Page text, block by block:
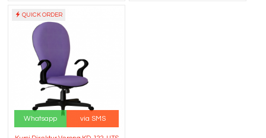
QUICK ORDER
Whatsapp via SMS